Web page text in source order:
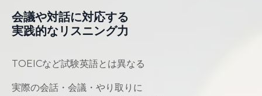
会議や対話に対応する
実践的なリスニング力
TOEICなど試験英語とは異なる
実際の会話・会議・やり取りに